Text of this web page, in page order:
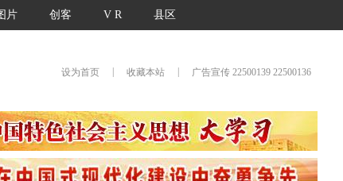
片 创客 V R 县区
设为首页 收藏本站 广告宣传 22500139 22500136